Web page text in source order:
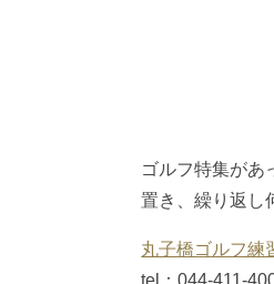
ゴルフ特集があ
置き、繰り返し
丸子橋ゴルフ練
tel：044-411-